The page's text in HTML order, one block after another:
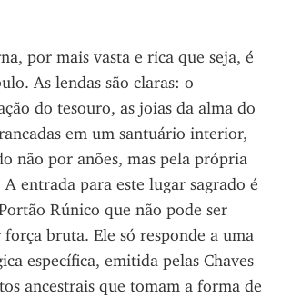
por mais vasta e rica que seja, é
As lendas são claras: o
do tesouro, as joias da alma do
em um santuário interior,
não por anões, mas pela própria
entrada para este lugar sagrado é
Rúnico que não pode ser
bruta. Ele só responde a uma
específica, emitida pelas Chaves
ancestrais que tomam a forma de